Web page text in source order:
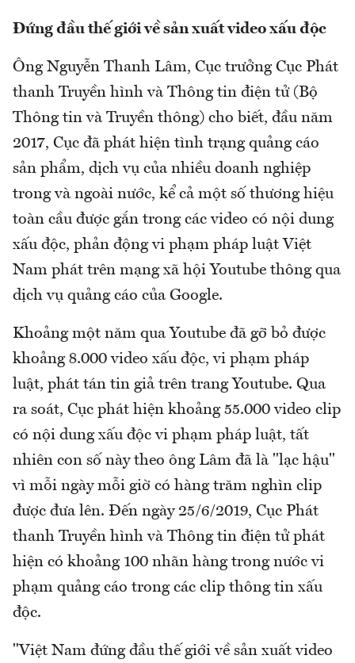
Đứng đầu thế giới về sản xuất video xấu độc
Ông Nguyễn Thanh Lâm, Cục trưởng Cục Phát
thanh Truyền hình và Thông tin điện tử (Bộ
Thông tin và Truyền thông) cho biết, đầu năm
2017, Cục đã phát hiện tình trạng quảng cáo
sản phẩm, dịch vụ của nhiều doanh nghiệp
trong và ngoài nước, kể cả một số thương hiệu
toàn cầu được gắn trong các video có nội dung
xấu độc, phản động vi phạm pháp luật Việt
Nam phát trên mạng xã hội Youtube thông qua
dịch vụ quảng cáo của Google.
Khoảng một năm qua Youtube đã gỡ bỏ được
khoảng 8.000 video xấu độc, vi phạm pháp
luật, phát tán tin giả trên trang Youtube. Qua
ra soát, Cục phát hiện khoảng 55.000 video clip
có nội dung xấu độc vi phạm pháp luật, tất
nhiên con số này theo ông Lâm đã là "lạc hậu"
vì mỗi ngày mỗi giờ có hàng trăm nghìn clip
được đưa lên. Đến ngày 25/6/2019, Cục Phát
thanh Truyền hình và Thông tin điện tử phát
hiện có khoảng 100 nhãn hàng trong nước vi
phạm quảng cáo trong các clip thông tin xấu
độc.
"Việt Nam đứng đầu thế giới về sản xuất video